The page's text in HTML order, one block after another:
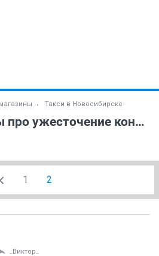
Такси в Новосибирске
Опять разговоры про ужесточение контроля за такси
1 2
_Виктор_